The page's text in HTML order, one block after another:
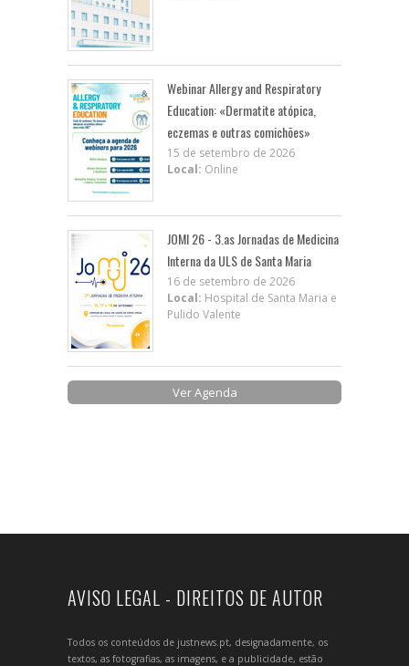
Webinar Allergy and Respiratory
Education: «Dermatite atópica,
eczemas e outras comichões»
15 de setembro de 2026
Local: Online
JOMI 26 - 3.as Jornadas de Medicina
Interna da ULS de Santa Maria
16 de setembro de 2026
Local: Hospital de Santa Maria e
Pulido Valente
Ver Agenda
AVISO LEGAL - DIREITOS DE AUTOR
Todos os conteúdos de justnews.pt, designadamente, os
textos, as fotografias, as imagens, e a publicidade, estão